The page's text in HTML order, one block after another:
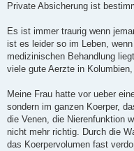
Private Absicherung ist
Es ist immer traurig wenn
ist es leider so im Leben,
medizinischen Behandlung
viele gute Aerzte in
Meine Frau hatte vor ueber
sondern im ganzen Koerper,
die Venen, die Nierenfunktion
nicht mehr richtig. Durch die
das Koerpervolumen fast